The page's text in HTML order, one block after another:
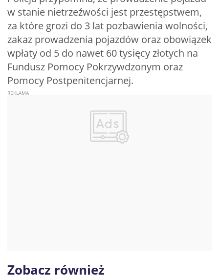
w stanie nietrzeźwości jest przestępstwem,
za które grozi do 3 lat pozbawienia wolności,
zakaz prowadzenia pojazdów oraz obowiązek
wpłaty od 5 do nawet 60 tysięcy złotych na
Fundusz Pomocy Pokrzywdzonym oraz
Pomocy Postpenitencjarnej.
Zobacz również